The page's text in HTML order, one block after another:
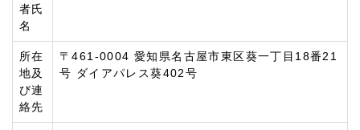
者氏
名
所在
地及
び連
絡先
〒461-0004 愛知県名古屋市東区葵一丁目18番21
号 ダイアパレス葵402号